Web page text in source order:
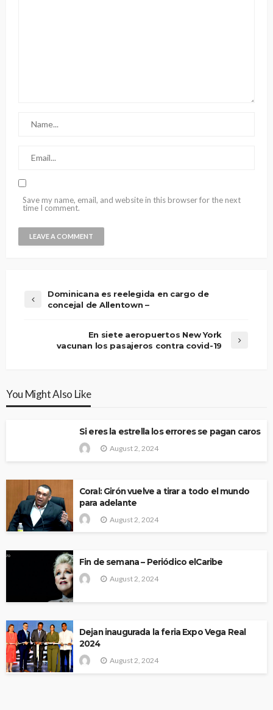
Save my name, email, and website in this browser for the next
time I comment.
Dominicana es reelegida en cargo de
concejal de Allentown –
En siete aeropuertos New York
vacunan los pasajeros contra covid-19
You Might Also Like
Si eres la estrella los errores se pagan caros
August 2, 2024
Coral: Girón vuelve a tirar a todo el mundo
para adelante
August 2, 2024
Fin de semana – Periódico elCaribe
August 2, 2024
Dejan inaugurada la feria Expo Vega Real
2024
August 2, 2024